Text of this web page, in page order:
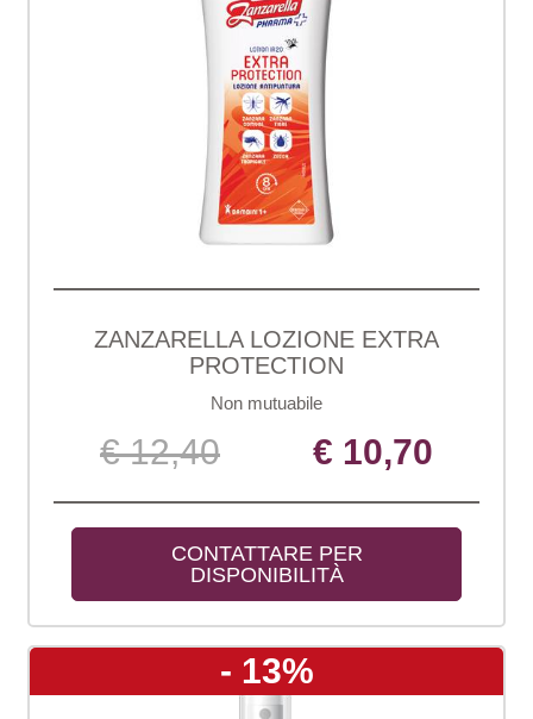
ZANZARELLA LOZIONE EXTRA
PROTECTION
Non mutuabile
€ 12,40 € 10,70
CONTATTARE PER
DISPONIBILITÀ
- 13%